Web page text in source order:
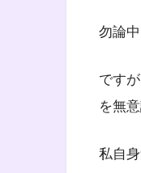
勿論
です
を無
私自